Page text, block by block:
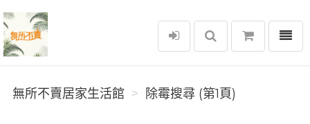
無所不賣居家生活館
選單
無所不賣居家生活館 除霉搜尋 (第1頁)